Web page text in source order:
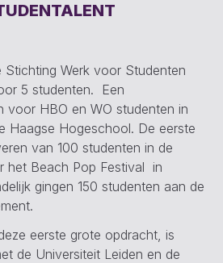
Stichting Werk voor Studenten
5 studenten. Een
voor HBO en WO studenten in
Haagse Hogeschool. De eerste
van 100 studenten in de
het Beach Pop Festival in
gingen 150 studenten aan de
eerste grote opdracht, is
de Universiteit Leiden en de